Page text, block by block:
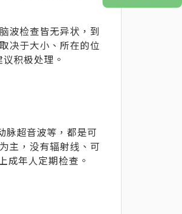
波检查皆无异状，到
决于大小、所在的位
积极处理。
脉超音波等，都是可
主，没有辐射线、可
成年人定期检查。